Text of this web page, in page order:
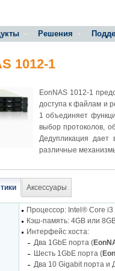
Решения
1012-1
EonNAS 1012-1
доступа к файлам и
1 объединяет
выбор протоколов,
Дедупликация дает
различные
Аксессуары
Процессор: Intel® Core
Кэш-память: 4GB или
Интерфейс хоста:
Два 1GbE порта (
Шесть 1GbE порта (
Два 10 Gigabit порта и